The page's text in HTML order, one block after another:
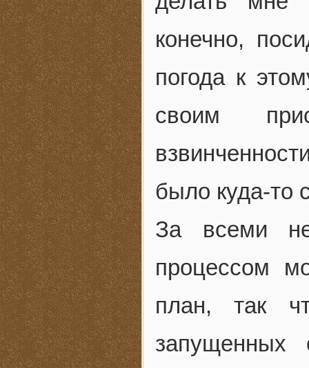
конечно,
погода к
своим
было куда-то
За всеми
процессом
план, так
запущенных